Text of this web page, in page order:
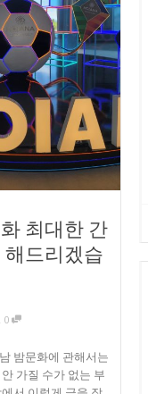
최대한 간
해드리겠습
0
밤문화에 관해서는
가질 수가 없는 부